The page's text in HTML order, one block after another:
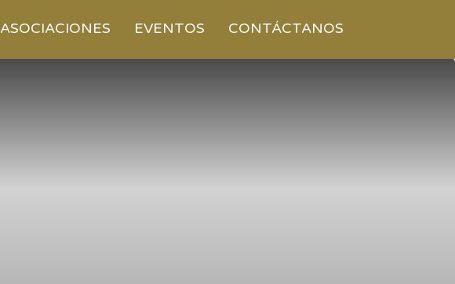
ASOCIACIONES EVENTOS CONTÁCTANOS